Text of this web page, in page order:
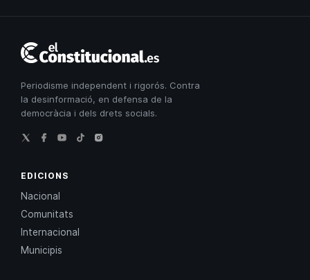
Constitucional
Periodisme independent i rigorós. Contra
la desinformació, en defensa de la
democràcia i dels drets socials.
EDICIONS
Nacional
Comunitats
Internacional
Municipis